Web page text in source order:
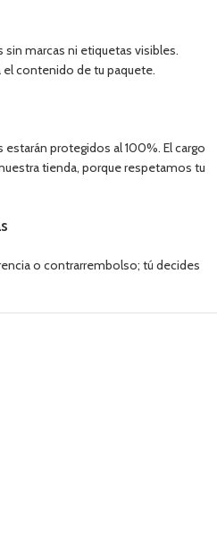
marcas ni etiquetas visibles.
contenido de tu paquete.
protegidos al 100%. El cargo
tienda, porque respetamos tu
o contrarrembolso; tú decides